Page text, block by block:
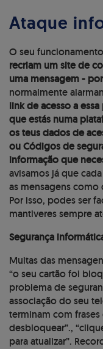
Ataque
O seu
recriam um site de
uma mensagem -
normalmente
link de acesso a
que estás numa
os teus dados de
ou Códigos de
informação que
avisamos já que
as mensagens
Por isso, podes ser
mantiveres sempre
Segurança
Muitas das
“o seu cartão foi
problema de
associação do seu
terminam com
desbloquear”.,
para atualizar”.